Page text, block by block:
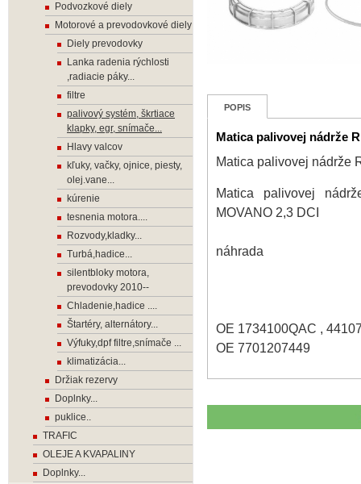
POPIS
Matica palivovej nádrže
Matica palivovej nádrže
Matica palivovej
MOVANO 2,3 DCI
náhrada
OE 1734100QAC ,
OE 7701207449
Podvozkové diely
Motorové a prevodovkové diely
Diely prevodovky
Lanka radenia rýchlosti
,radiacie páky...
filtre
palivový systém, škrtiace
klapky, egr, snímače...
Hlavy valcov
kľuky, vačky, ojnice, piesty,
olej.vane...
kúrenie
tesnenia motora....
Rozvody,kladky...
Turbá,hadice...
silentbloky motora,
prevodovky 2010--
Chladenie,hadice ....
Štartéry, alternátory...
Výfuky,dpf filtre,snímače ...
klimatizácia...
Držiak rezervy
Doplnky...
puklice..
TRAFIC
OLEJE A KVAPALINY
Doplnky...